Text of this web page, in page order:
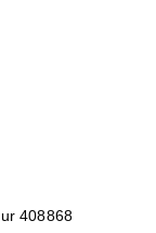
408868